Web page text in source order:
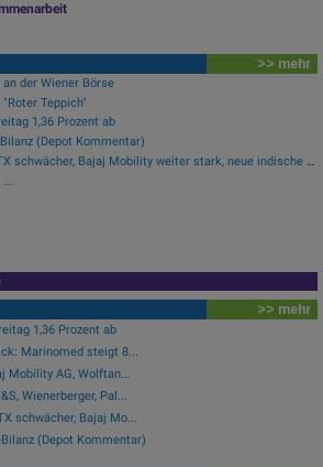
>> mehr
der Wiener Börse
Teppich"
1,36 Prozent ab
(Depot Kommentar)
Wiener Börse Party #1216: ATX schwächer, Bajaj Mobility weiter stark, neue indische Freunde und Rajiv Bajaj mein Man of the Day
...
>> mehr
1,36 Prozent ab
Marinomed steigt 8...
Mobility AG, Wolftan...
Wienerberger, Pal...
schwächer, Bajaj Mo...
(Depot Kommentar)